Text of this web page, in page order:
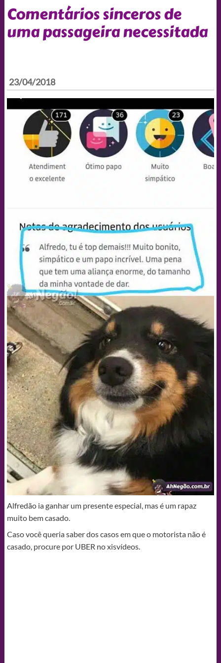
Comentários sinceros de
uma passageira necessitada
23/04/2018
Alfredão ia ganhar um presente especial, mas é um rapaz
muito bem casado.
Caso você queria saber dos casos em que o motorista não é
casado, procure por UBER no xisvídeos.